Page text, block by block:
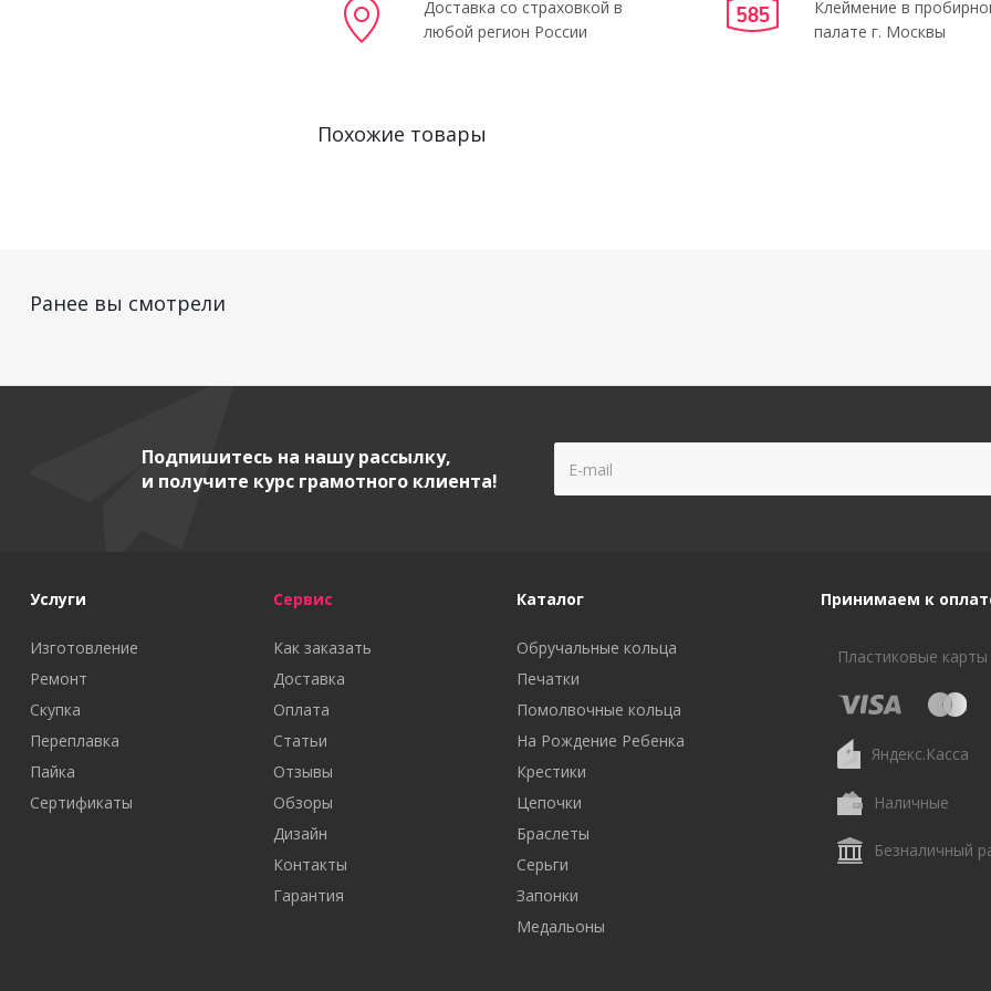
Доставка со страховкой в
любой регион России
Клеймение в
палате г. Москвы
Похожие товары
Ранее вы смотрели
Подпишитесь на нашу рассылку,
и получите курс грамотного клиента!
Услуги
Изготовление
Ремонт
Скупка
Переплавка
Пайка
Сертификаты
Сервис
Как заказать
Доставка
Оплата
Статьи
Отзывы
Обзоры
Дизайн
Контакты
Гарантия
Каталог
Обручальные кольца
Печатки
Помолвочные кольца
На Рождение Ребенка
Крестики
Цепочки
Браслеты
Серьги
Запонки
Медальоны
Принимаем к
Пластиковые карты
Яндекс.Касса
Наличные
Безналичный